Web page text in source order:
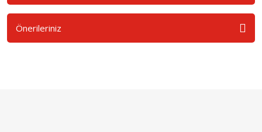
Önerileriniz